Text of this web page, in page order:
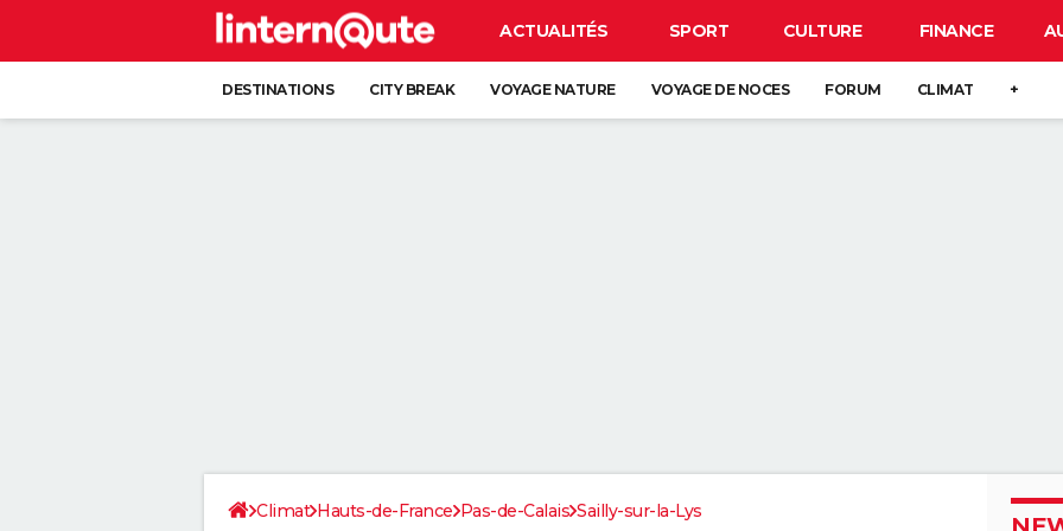
ACTUALITÉS SPORT CULTURE FINANCE
DESTINATIONS CITY BREAK VOYAGE NATURE VOYAGE DE NOCES FORUM CLIMAT +
Climat Hauts-de-France Pas-de-Calais Sailly-sur-la-Lys